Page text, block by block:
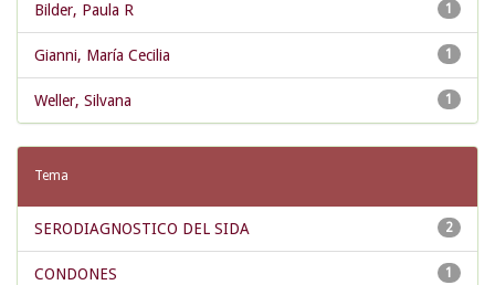
1
Bilder, Paula R
1
Gianni, María Cecilia
1
Weller, Silvana
Tema
2
SERODIAGNOSTICO DEL SIDA
1
CONDONES